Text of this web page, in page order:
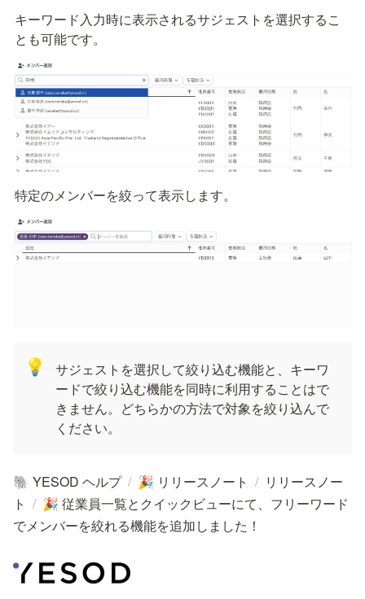
キーワード入力時に表示されるサジェストを選択するこ
とも可能です。
特定のメンバーを絞って表示します。
💡
サジェストを選択して絞り込む機能と、キーワ
ードで絞り込む機能を同時に利用することはで
きません。どちらかの方法で対象を絞り込んで
ください。
🐘 YESOD ヘルプ / 🎉 リリースノート / リリースノー
ト / 🎉 従業員一覧とクイックビューにて、フリーワード
でメンバーを絞れる機能を追加しました！